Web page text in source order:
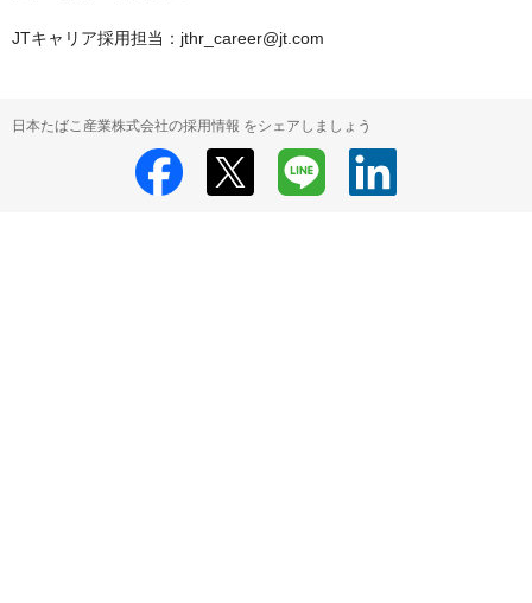
JTキャリア採用担当：jthr_career@jt.com
日本たばこ産業株式会社の採用情報 をシェアしましょう